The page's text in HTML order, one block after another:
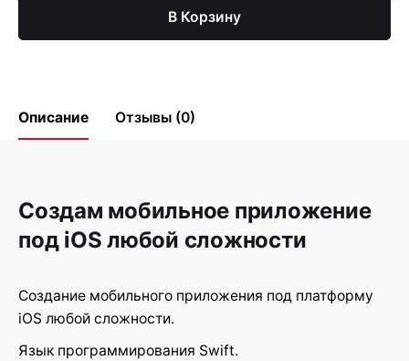
В Корзину
Описание Отзывы (0)
Создам мобильное приложение
под iOS любой сложности
Создание мобильного приложения под платформу
iOS любой сложности.
Язык программирования Swift.
There are no reviews yet.
Be the first to review “Разработка
мобильных приложений на iOS”
Ваш адрес email не будет
опубликован.
помечены